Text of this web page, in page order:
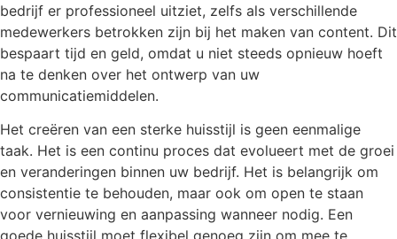
bedrijf er professioneel uitziet, zelfs als verschillende
medewerkers betrokken zijn bij het maken van content. Dit
bespaart tijd en geld, omdat u niet steeds opnieuw hoeft
na te denken over het ontwerp van uw
communicatiemiddelen.
Het creëren van een sterke huisstijl is geen eenmalige
taak. Het is een continu proces dat evolueert met de groei
en veranderingen binnen uw bedrijf. Het is belangrijk om
consistentie te behouden, maar ook om open te staan
voor vernieuwing en aanpassing wanneer nodig. Een